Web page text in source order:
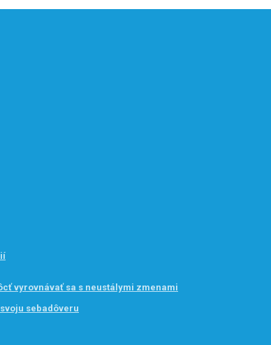
vyrovnávať sa s neustálymi zmenami
sebadôveru